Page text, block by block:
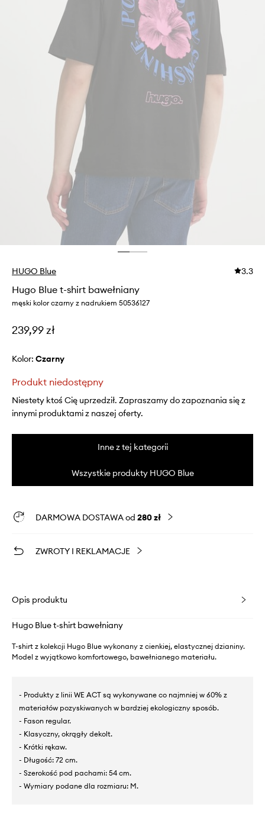
HUGO Blue 3.3
Hugo Blue t-shirt bawełniany
męski kolor czarny z nadrukiem 50536127
239,99 zł
Kolor: czarny
Produkt niedostępny
Niestety ktoś Cię uprzedził. Zapraszamy do zapoznania się z
innymi produktami z naszej oferty.
Inne z tej kategorii
Wszystkie produkty HUGO Blue
DARMOWA DOSTAWA od 280 zł
ZWROTY I REKLAMACJE
Opis produktu
Hugo Blue t-shirt bawełniany
T-shirt z kolekcji Hugo Blue wykonany z cienkiej, elastycznej dzianiny.
Model z wyjątkowo komfortowego, bawełnianego materiału.
- Produkty z linii WE ACT są wykonywane co najmniej w 60% z
materiałów pozyskiwanych w bardziej ekologiczny sposób.
- Fason regular.
- Klasyczny, okrągły dekolt.
- Krótki rękaw.
- Długość: 72 cm.
- Szerokość pod pachami: 54 cm.
- Wymiary podane dla rozmiaru: M.